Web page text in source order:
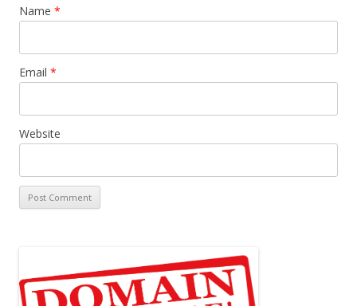
Name *
Email *
Website